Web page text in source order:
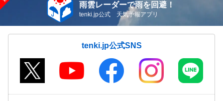
雨雲レーダーで雨を回避！
tenki.jp公式 天気予報アプリ
tenki.jp公式SNS